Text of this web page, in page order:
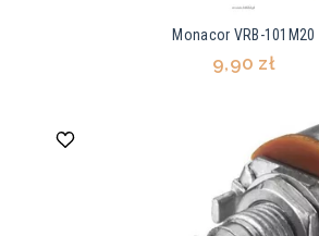
Monacor VRB-101M20
9,90 zł